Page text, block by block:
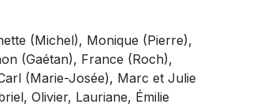
(Michel), Monique (Pierre),
(Gaétan), France (Roch),
(Marie-Josée), Marc et Julie
Olivier, Lauriane, Émilie